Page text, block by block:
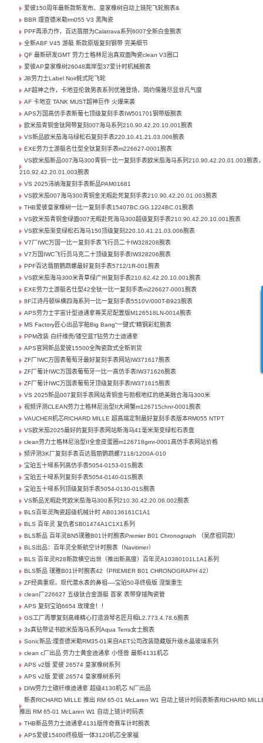
爱彼150周年最新款新发布、皇家橡树自动上链陀飞轮腕表&
BBR 理查德米勒rm055 V3 黑陶瓷
PPF再添力作，百达翡丽为Calatrava系列6007全新白金腕表
全新ABF V45 游艇 新款原版复刻钢带 完美细节
QF 最新研发GMT 劳力士格林尼治真双面陶瓷clean V3圈口
爱彼AP皇家橡树26048离岸型37爱计时机械腕表
JB劳力士Label Noir蚝式陀飞轮
AF超神之作，卡地亚伦敦男表系列优雅登场，简约儒雅尽显非凡气度
AF 卡地亚 TANK MUST超神巨作 火爆来袭
APS万国高仿手表新葡七顶级复刻手表IW501701钢带版腕表
欧米茄青铜金钛网带复刻007海马系列210.90.42.20.10.001腕表
VS新品欧米茄海马绿松石复刻手表220.10.41.21.03.006腕表
EXE劳力士游艇名仕型全钛复刻手表m226627-0001腕表
VS欧米茄新品007海马300青铜一比一复刻手表欧米茄海马系列210.90.42.20.01.003腕表
210.92.42.20.01.003腕表
VS 2025沛纳海复刻手表新品PAM01681
VS欧米茄007海马300青铜金无暇赴死复刻手表210.90.42.20.01.003腕表
THB爱彼皇家橡树一比一复刻手表15407BC.GG.1224BC.01腕表
VS欧米茄青铜金绿面007无暇赴死海马300超级复刻手表210.90.42.20.10.001腕表
VS欧米茄渐变绿松石海马150顶级复刻220.10.41.21.03.006腕表
V7厂IWC万国一比一复刻手表飞行员二十IW328208腕表
V7万国IWC飞行员马克二十顶级复刻手表IW328206腕表
PPF百达翡丽鹦鹉螺最好复刻手表5712/1R-001腕表
VS欧米茄海马300米青草绿广州复刻手表210.62.42.20.10.001腕表
EXE劳力士游艇名仕型42全钛一比一复刻手表m226627-0001腕表
8F江诗丹顿纵横四海系列一比一复刻手表5510V/000T-B923腕表
APS劳力士宇宙计型迪通拿蒂芙尼配置版M126518LN-0014腕表
MS Factory匠心出品宇舶Big Bang“一键式”精钢彩虹腕表
PPM改装 白纤维壳/镂空蓝T钻劳力士迪通拿
APS官网新品爱彼15500全陶瓷款式全新到货
ZF厂IWC万国表葡萄牙最好复刻手表网站IW371617腕表
ZF厂葡计IWC万国表葡萄牙一比一高仿手表IW371626腕表
ZF厂葡计IWC万国表葡萄牙顶级复刻手表IW371615腕表
VS 2025新品007复刻手表网站青铜金与勃根地红的绝美融合海马300米
视频评测CLEAN劳力士格林尼治型II大闸蟹m126715chnr-0001腕表
VAUCHER机芯RICHARD MILLE 超高端定制最好复刻手表版本RM055 NTPT
VS欧米茄2025最好的复刻手表网站新海马41毫米渐变绿松石表盘
clean劳力士格林尼治型II全金皮蛋圈m126718grnr-0001高仿手表网站价格
频评测3K厂复刻手表百达翡丽鹦鹉螺7118/1200A-010
宝珀五十噚系列高仿手表5054-0153-01S腕表
宝珀五十噚系列复刻手表5054-0140-01S腕表
宝珀五十噚系列顶级复刻手表5054-0130-01S腕表
VS新品无暇赴死欧米茄海马300系列210.30.42.20.06.002腕表
BLS百年灵陶瓷超级机械计时 AB0136161C1A1
BLS 百年灵 复仇者SB01474A1C1X1系列
BLS新品 百年灵BN5璞雅B01计时腕表Premier B01 Chronograph （吴彦祖同款）
BLS出品：百年灵全新航空计时腕表（Navitimer）
BLS 百年灵R28新款横空出世（推出新高度）百年灵A10380101L1A1系列
BLS新品 璞雅B01计时腕表42（PREMIER B01 CHRONOGRAPH 42）
ZF经典重现，现代潜水表的鼻祖—-宝珀50寻终极版 涅槃重生
clean厂226627 五级钛合金游艇 首家 表带穿插陶瓷管
APS 复刻宝珀6654 玫瑰金！！
GS工厂再攀复刻高峰精心打造浪琴名匠月相L2.773.4.78.6腕表
3s真钻带证书欧米茄海马系列Aqua Terra女士腕表
Sonic新品:理查德米勒RM35-01来自AET公司改装隐藏版升级水晶玻璃系列
clean c厂出品 劳力士黄金迪通拿 小怪兽 最新4131机芯
APS v2版 爱彼 26574 皇家橡树系列
APS v2版 爱彼 26574 皇家橡树系列
DIW劳力士碳纤维迪通拿 超级4130机芯 N厂出品
新表RICHARD MILLE 推出 RM 65-01 McLaren W1 自动上链计时码表新表RICHARD
推出 RM 65-01 McLaren W1 自动上链计时码表
THB新品劳力士迪通拿4131版传奇赛车计时腕表
APS爱彼15400终极版一体3120机芯全家福